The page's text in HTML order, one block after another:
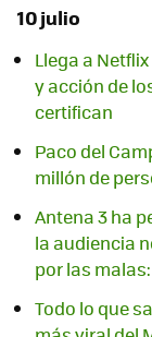
10 julio
Llega a
y acción de
certifican
Paco del
millón de
Antena 3 ha
la audiencia
por las
Todo lo que